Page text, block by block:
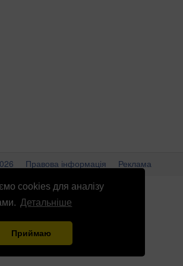
cookies для аналізу
Детальніше
Приймаю
Правова інформація
Реклама
info@patrioty.org.ua